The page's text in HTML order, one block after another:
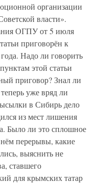
организации
власти».
ОГПУ от 5 июля
приговорён к
Надо ли говорить
этой статьи
приговор? Знал ли
уже вряд ли
в Сибирь дело
из мест лишения
Было ли это сплошное
перерывы, какие
выяснить не
ставшего
для крымских татар